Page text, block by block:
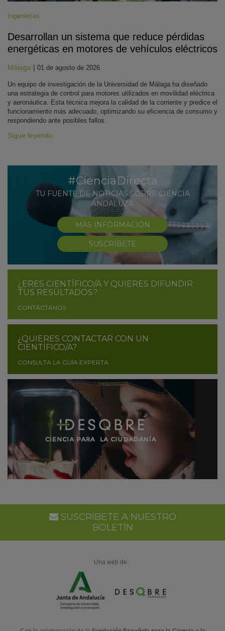
Ingenierías
Desarrollan un sistema que reduce pérdidas
energéticas en motores de vehículos eléctricos
Málaga | 01 de agosto de 2026
Un equipo de investigación de la Universidad de Málaga ha diseñado
una estrategia de control para motores utilizados en movilidad eléctrica
y aeronáutica. Esta técnica mejora la calidad de la corriente y predice el
funcionamiento más adecuado, optimizando su eficiencia de consumo y
respondiendo ante posibles fallos.
Sigue leyendo
#CienciaDirecta
TU FUENTE DE NOTICIAS SOBRE CIENCIA
ANDALUZA
MÁS INFORMACIÓN
SUSCRÍBETE
¿ERES CIENTÍFICO/A Y QUIERES DIFUNDIR
TUS RESULTADOS?
CONTÁCTANOS
¿QUIERES CONTACTAR CON UN
CIENTÍFICO/A?
CONSULTA LA GUÍA EXPERTA
SUSCRÍBETE A NUESTRO
BOLETÍN
Una web de: